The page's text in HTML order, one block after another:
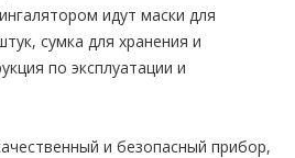
идут маски для
сумка для хранения и
по эксплуатации и
и безопасный прибор,